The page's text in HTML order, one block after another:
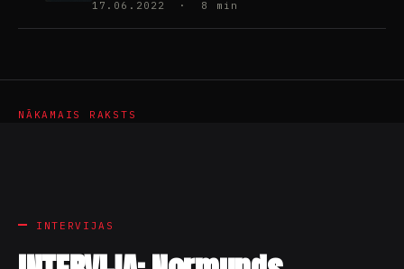
17.06.2022 · 8 min
NĀKAMAIS RAKSTS
INTERVIJAS